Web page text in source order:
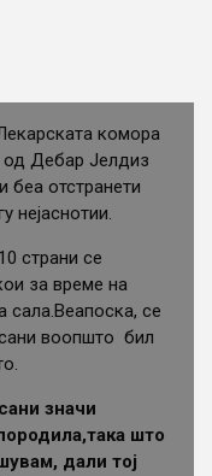
комора
од Дебар Јелдиз
беа отстранети
нејаснотии.
страни се
за време на
се
воопшто бил
значи
што
дали тој